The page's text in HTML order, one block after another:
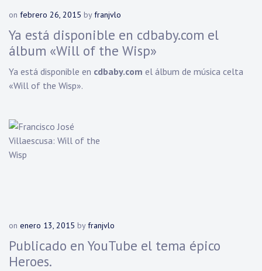
on febrero 26, 2015 byfranjvlo
Ya está disponible en cdbaby.com el
álbum «Will of the Wisp»
Ya está disponible en cdbaby.com el álbum de música celta
«Will of the Wisp».
on enero 13, 2015 byfranjvlo
Publicado en YouTube el tema épico
Heroes.